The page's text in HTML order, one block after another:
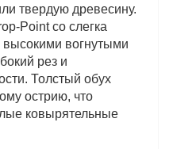
твердую древесину.
Point со слегка
вогнутыми
рез и
Толстый обух
острию, что
ковырятельные